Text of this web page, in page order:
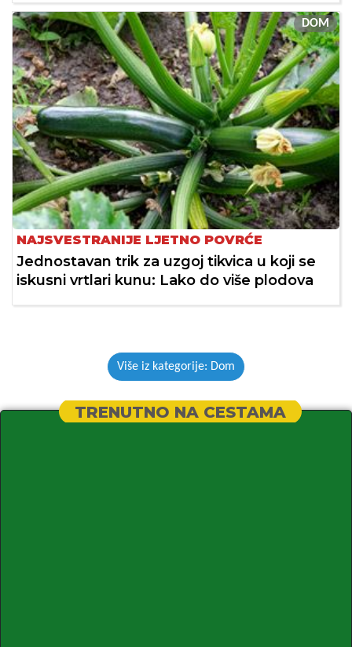
DOM
NAJSVESTRANIJE LJETNO POVRĆE
Jednostavan trik za uzgoj tikvica u koji se
iskusni vrtlari kunu: Lako do više plodova
Više iz kategorije: Dom
TRENUTNO NA CESTAMA